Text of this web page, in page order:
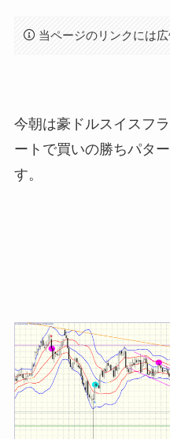
当ページのリンクには
今朝は豪ドルスイスフ
ートで買いの勝ちパタ
す。